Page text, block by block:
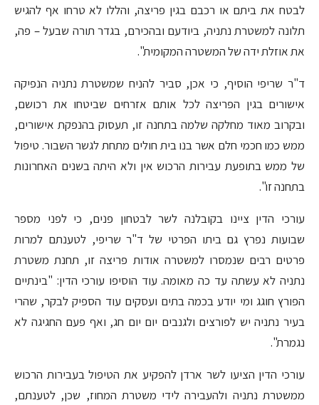
לבטח את ביתם או רכבם בגין פריצה, והללו לא טרחו אף להגיש
תלונה למשטרת נתניה, ביודעם ובהכירם, בגדר תורה שבעל – פה,
את אוזלת ידה של המשטרה המקומית".
ד"ר שריפי הוסיף, כי אכן, סביר להניח שמשטרת נתניה הנפיקה
אישורים בגין הפריצה לכל אותם אזרחים שביטחו את רכושם,
ובקרוב מאוד מחלקה שלמה בתחנה זו, תעסוק בהנפקת אישורים,
ממש כמו חכמי חלם אשר בנו בית חולים מתחת לגשר השבור. טיפול
של ממש בתופעת עבירות הרכוש אין ולא היתה בשנים האחרונות
בתחנה זו".
עורכי הדין ציינו בקובלנה לשר לבטחון פנים, כי לפני מספר
שבועות נפרץ גם ביתו הפרטי של ד"ר שריפי, לטענתם למרות
פרטים רבים שנמסרו למשטרה אודות פריצה זו, תחנת משטרת
נתניה לא עשתה עד כה מאומה. עוד הוסיפו עורכי הדין: "בינתיים
הפורץ חוגג ומי יודע בכמה בתים ועסקים עוד הספיק לבקר, שהרי
בעיר נתניה יש לפורצים ולגנבים יום יום חג, ואף פעם החגיגה לא
נגמרת".
עורכי הדין הציעו לשר ארדן להפקיע את הטיפול בעבירות הרכוש
ממשטרת נתניה ולהעבירה לידי משטרת המחוז, שכן, לטענתם,